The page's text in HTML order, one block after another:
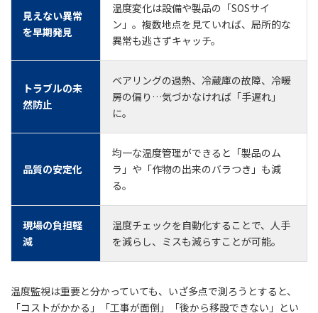
見えない異常
を早期発見
温度変化は設備や製品の「SOSサイ
ン」。複数地点を見ていれば、局所的な
異常も逃さずキャッチ。
トラブルの未
然防止
ベアリングの過熱、冷蔵庫の故障、冷暖
房の偏り…気づかなければ「手遅れ」
に。
品質の安定化
均一な温度管理ができると「製品のム
ラ」や「作物の出来のバラつき」も減
る。
現場の負担軽
減
温度チェックを自動化することで、人手
を減らし、ミスも減らすことが可能。
温度監視は重要と分かっていても、いざ多点で測ろうとすると、
「コストがかかる」「工事が面倒」「後から移設できない」とい